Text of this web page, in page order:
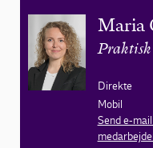
Maria
Praktisk
Direkte
Mobil
Send e-